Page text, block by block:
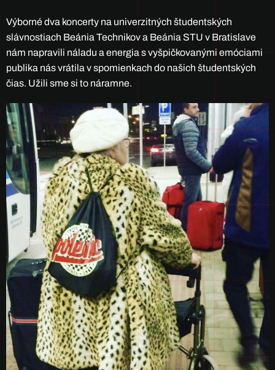
Výborné dva koncerty na univerzitných študentských
slávnostiach Beánia Technikov a Beánia STU v Bratislave
nám napravili náladu a energia s vyšpičkovanými emóciami
publika nás vrátila v spomienkach do našich študentských
čias. Užili sme si to náramne.